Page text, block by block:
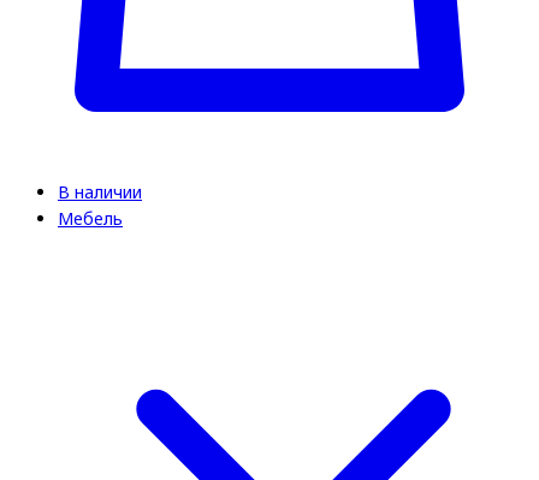
В наличии
Мебель